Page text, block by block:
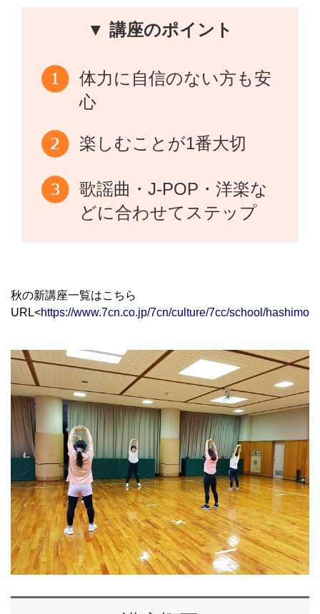
▼ 講座のポイント
体力に自信のない方も安
心
楽しむことが1番大切
歌謡曲・J-POP・洋楽な
どに合わせてステップ
秋の新講座一覧はこちら
URL<https://www.7cn.co.jp/7cn/culture/7cc/school/